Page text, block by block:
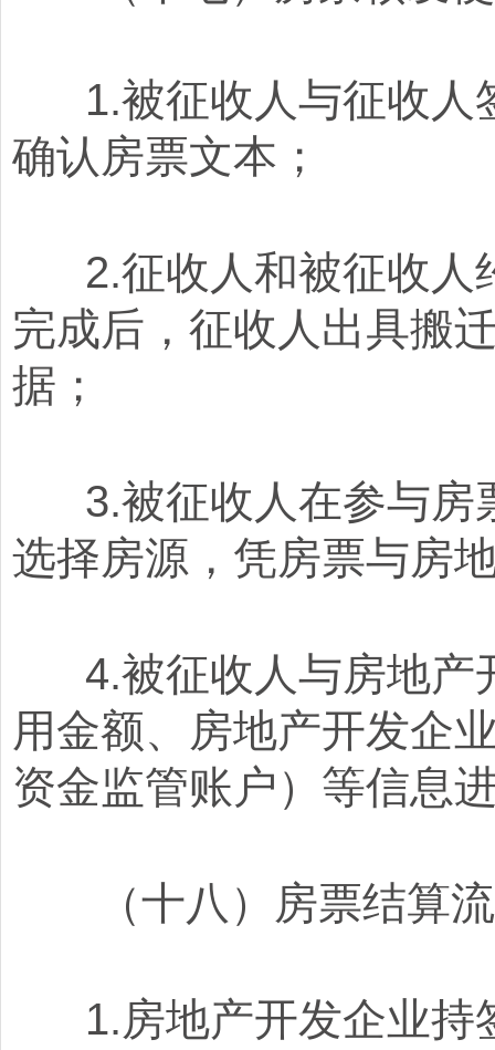
1.被征收人与征收人
确认房票文本；
2.征收人和被征收人
完成后，征收人出具搬
据；
3.被征收人在参与房
选择房源，凭房票与房
4.被征收人与房地产
用金额、房地产开发企
资金监管账户）等信息
（十八）房票结算
1.房地产开发企业持